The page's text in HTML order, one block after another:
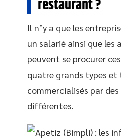
restaurant ?
Il n’y a que les
un salarié ainsi que les
peuvent se procurer
quatre grands types et
commercialisés par
différentes.